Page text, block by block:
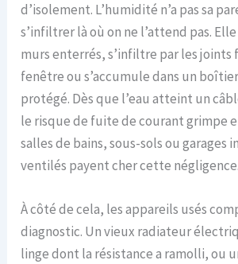
d’isolement. L’humidité n’a pas sa
s’infiltrer là où on ne l’attend pas.
murs enterrés, s’infiltre par les joints
fenêtre ou s’accumule dans un
protégé. Dès que l’eau atteint un
le risque de fuite de courant grimpe
salles de bains, sous-sols ou garages
ventilés payent cher cette négligence.
À côté de cela, les appareils usés
diagnostic. Un vieux radiateur
linge dont la résistance a ramolli, ou